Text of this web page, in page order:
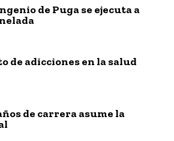
de Puga se ejecuta a
de adicciones en la salud
de carrera asume la